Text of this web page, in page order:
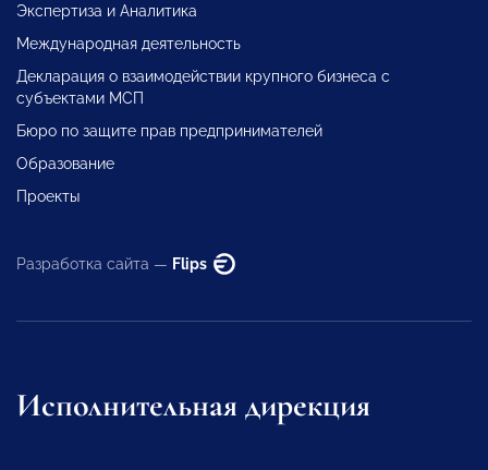
Экспертиза и Аналитика
Международная деятельность
Декларация о взаимодействии крупного бизнеса с
субъектами МСП
Бюро по защите прав предпринимателей
Образование
Проекты
Разработка сайта — Flips
Исполнительная дирекция